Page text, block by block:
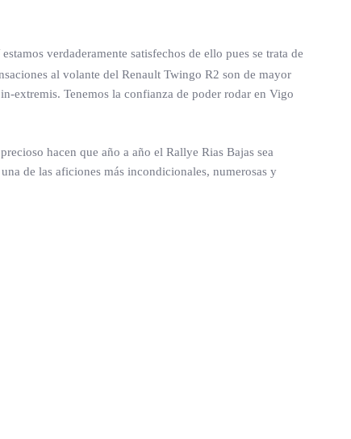
verdaderamente satisfechos de ello pues se trata de
al volante del Renault Twingo R2 son de mayor
extremis. Tenemos la confianza de poder rodar en Vigo
hacen que año a año el Rallye Rias Bajas sea
de las aficiones más incondicionales, numerosas y